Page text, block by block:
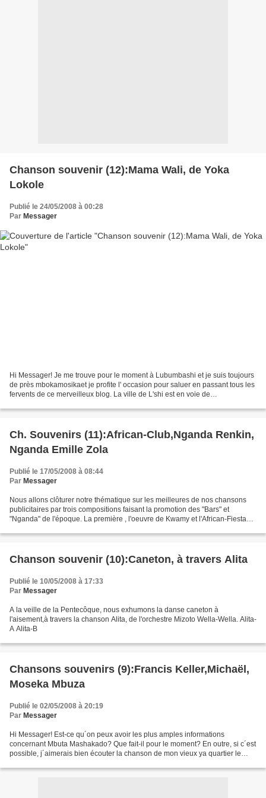
Chanson souvenir (12):Mama Wali, de Yoka
Lokole
Publié le 24/05/2008 à 00:28
Par Messager
Hi Messager! Je me trouve pour le moment à Lubumbashi et je suis toujours
de près mbokamosikaet je profite l' occasion pour saluer en passant tous les
fervents de ce merveilleux blog. La ville de L'shi est en voie de
Ch. Souvenirs (11):African-Club,Nganda Renkin,
Nganda Emille Zola
Publié le 17/05/2008 à 08:44
Par Messager
Nous allons clôturer notre thématique sur les meilleures de nos chansons
publicitaires par trois compositions faisant la promotion des "Bars" et
"Nganda" de l'époque. La première , l'oeuvre de Kwamy et l'African-Fiesta
Chanson souvenir (10):Caneton, à travers Alita
Publié le 10/05/2008 à 17:33
Par Messager
A la veille de la Pentecôque, nous exhumons la danse caneton à
l'aisement,à travers la chanson Alita, de l'orchestre Mizoto Wella-Wella. Alita-
A Alita-B
Chansons souvenirs (9):Francis Keller,Michaël,
Moseka Mbuza
Publié le 02/05/2008 à 20:19
Par Messager
Hi Messager! Est-ce qu´on peux avoir les plus amples informations
concernant Mbuta Mashakado? Que fait-il pour le moment? En outre, si c´est
possible, j´aimerais bien écouter la chanson de mon vieux ya quartier le